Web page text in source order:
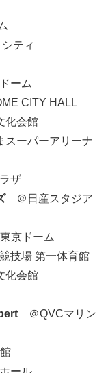
ティ
ーム
CITY HALL
化会館
ーパーアリーナ
ザ
＠日産スタジア
京ドーム
技場 第一体育館
化会館
＠QVCマリン